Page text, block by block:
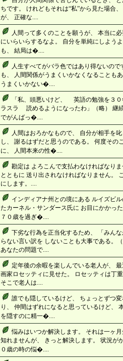
ちです。 けれどもそれは“私”から見た場合
が、 正確な....
人間って多くのことを願うが、 本当に
にいらいらするなよ。 自分を単純にしよう
も、 結局は�....
人生すべてがバラ色ではあり得ないの
も、 人間関係がうまくいかなくなることも
うまくいかない�....
「私、頭悪いけど、 英語の勉強を３
ラスラ 読めるようになったわ」（略） 継
でがんばっ�....
人間はおろかなもので、 自分が相手を
し、 謝るはずだと思うのである。 何度その
に、 人間本来の性�....
勘定は よろこんで支払わなければなり
とともに 送り出されなければなりません。
にします。....
インディアナ州との境にある ルイズビ
たカーネル・サンダース氏に お目にかかっ
７０歳を過ぎ�....
下劣な行為を正当化するため、 「みん
らない言い訳を しないことも大事である。
あなたの問題で....
定年後の余暇を楽しんでいる老人が、
画家ロセッティに見せた。 ロセッティは丁
そこで老人は....
誰でも隠しているけど、 ちょっとずつ
り、 仲間はずれになると思っているけど、
を隠すのに精一�....
悩みはいつか解決します。 それは一ヶ
知れませんが、 きっと解決します。 状況が
０歳の時の悩�....